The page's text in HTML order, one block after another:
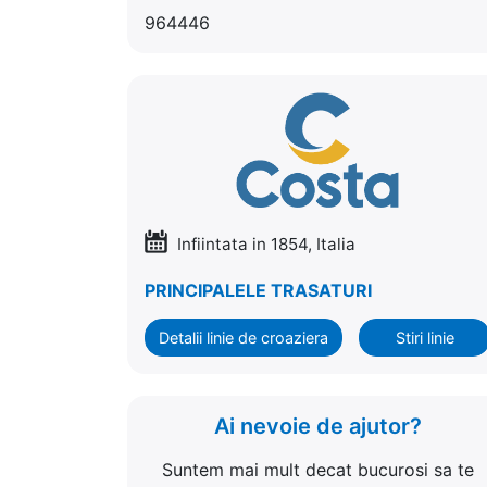
964446
Infiintata in 1854, Italia
PRINCIPALELE TRASATURI
Detalii linie de croaziera Stiri linie
Ai nevoie de ajutor?
Suntem mai mult decat bucurosi sa te